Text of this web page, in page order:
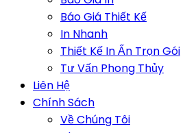
Báo Giá Thiết Kế
In Nhanh
Thiết Kế In Ấn Trọn Gói
Tư Vấn Phong Thủy
Liên Hệ
Chính Sách
Về Chúng Tôi